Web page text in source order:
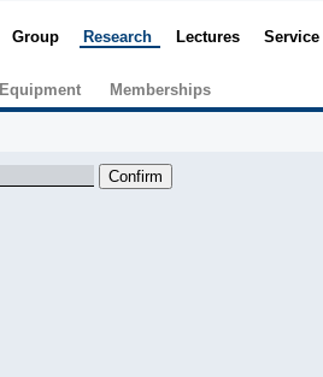
Group Research Lectures Service
Equipment Memberships